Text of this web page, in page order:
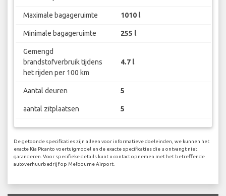
Maximale bagageruimte 1010 l
Minimale bagageruimte 255 l
Gemengd
brandstofverbruik tijdens
het rijden per 100 km
4.7 l
Aantal deuren 5
aantal zitplaatsen 5
De getoonde specificaties zijn alleen voor informatieve doeleinden, we kunnen het
exacte Kia Picanto voertuigmodel en de exacte specificaties die u ontvangt niet
garanderen. Voor specifieke details kunt u contact opnemen met het betreffende
autoverhuurbedrijf op Melbourne Airport.